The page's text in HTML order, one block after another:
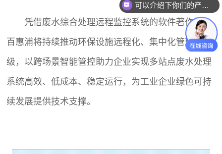
凭借废水综合处理远程监控系统的软件著作权，
百惠浦将持续推动环保设施远程化、集中化管理升
级，以跨场景智能管控助力企业实现多站点废水处理
系统高效、低成本、稳定运行，为工业企业绿色可持
续发展提供技术支撑。
可以介绍下你们的产品么？